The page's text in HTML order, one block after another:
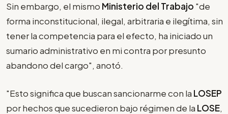
Sin embargo, el mismo Ministerio del Trabajo "de
forma inconstitucional, ilegal, arbitraria e ilegítima, sin
tener la competencia para el efecto, ha iniciado un
sumario administrativo en mi contra por presunto
abandono del cargo", anotó.
"Esto significa que buscan sancionarme con la LOSEP
por hechos que sucedieron bajo régimen de la LOSE,